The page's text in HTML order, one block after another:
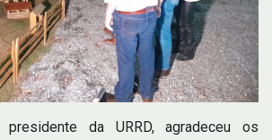
presidente da URRD, agradeceu os